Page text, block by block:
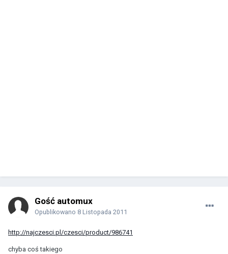
Gość automux
Opublikowano 8 Listopada 2011
http://najczesci.pl/czesci/product/986741
chyba coś takiego